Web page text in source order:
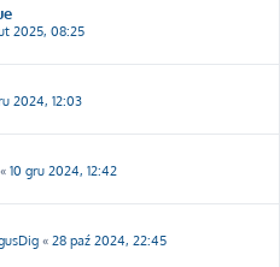
2025, 08:25
2024, 12:03
« 10 gru 2024, 12:42
« 28 paź 2024, 22:45